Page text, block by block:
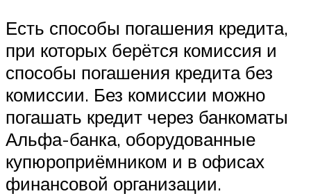
Есть способы погашения кредита,
при которых берётся комиссия и
способы погашения кредита без
комиссии. Без комиссии можно
погашать кредит через банкоматы
Альфа-банка, оборудованные
купюроприёмником и в офисах
финансовой организации.